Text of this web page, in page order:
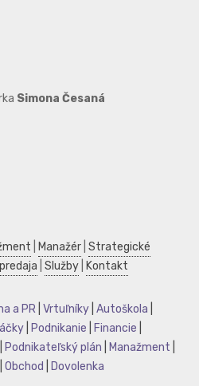
Simona Česaná
Manažér Strategické
Služby Kontakt
a PR Vrtuľníky Autoškola
Podnikanie Financie
Podnikateľský plán Manažment
Obchod Dovolenka